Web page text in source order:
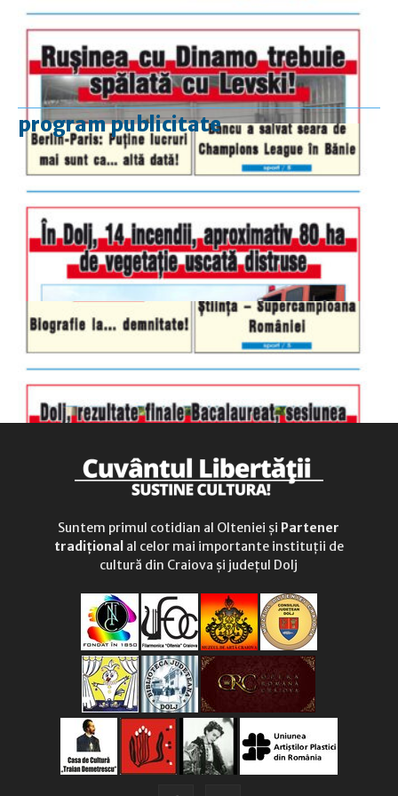
program publicitate
luni-vineri
9.00 - 17.00
duminică
9.00 - 12.00
Suntem primul cotidian al Olteniei și Partener
tradițional al celor mai importante instituții de
cultură din Craiova și județul Dolj